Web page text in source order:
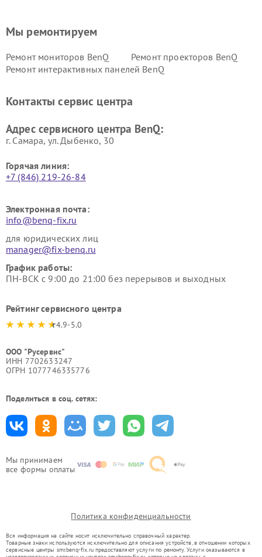
Мы принимаем
все формы оплаты
Мы ремонтируем
Ремонт мониторов BenQ
Ремонт проекторов BenQ
Ремонт интерактивных панелей BenQ
Контакты сервис центра
Адрес сервисного центра BenQ:
г. Самара, ул. Дыбенко, 30
Горячая линия:
+7 (846) 219-26-84
Электронная почта:
info@benq-fix.ru
для юридических лиц
manager@fix-benq.ru
График работы:
ПН-ВСК с 9:00 до 21:00 без перерывов и выходных
Рейтинг сервисного центра
4.9-5.0
ООО "Русервис"
ИНН 7702633247
ОГРН 1077746335776
Поделиться в соц. сетях:
Политика конфиденциальности
Вся информация на сайте носит исключительно справочный характер.
Товарные знаки используются исключительно для описания устройств, в отношении которых
сервисные центры smr.benq-fix.ru предоставляют услуги по ремонту. Услуги оказываются в